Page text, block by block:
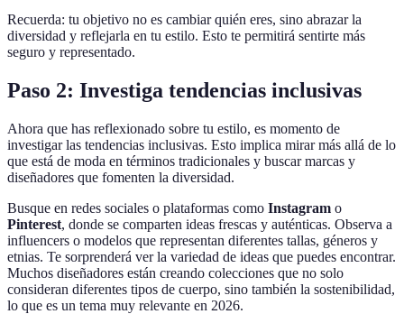
Recuerda: tu objetivo no es cambiar quién eres, sino abrazar la
diversidad y reflejarla en tu estilo. Esto te permitirá sentirte más
seguro y representado.
Paso 2: Investiga tendencias inclusivas
Ahora que has reflexionado sobre tu estilo, es momento de
investigar las tendencias inclusivas. Esto implica mirar más allá de lo
que está de moda en términos tradicionales y buscar marcas y
diseñadores que fomenten la diversidad.
Busque en redes sociales o plataformas como Instagram o
Pinterest, donde se comparten ideas frescas y auténticas. Observa a
influencers o modelos que representan diferentes tallas, géneros y
etnias. Te sorprenderá ver la variedad de ideas que puedes encontrar.
Muchos diseñadores están creando colecciones que no solo
consideran diferentes tipos de cuerpo, sino también la sostenibilidad,
lo que es un tema muy relevante en 2026.